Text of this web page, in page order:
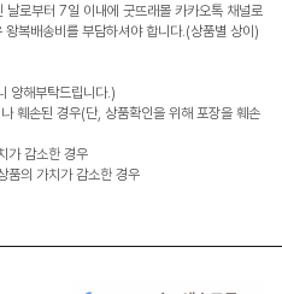
로부터 7일 이내에 굿뜨래몰 카카오톡 채널로
복배송비를 부담하셔야 합니다.(상품별 상이)
양해부탁드립니다.)
훼손된 경우(단, 상품확인을 위해 포장을 훼손
가 감소한 경우
품의 가치가 감소한 경우